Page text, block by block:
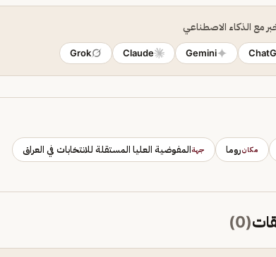
مع الذكاء الاصطناعي
Gemini
Claude
Grok
مكانروما جهةالمفوضية العليا المستقلة للانتخابات في العراق
(
0
)